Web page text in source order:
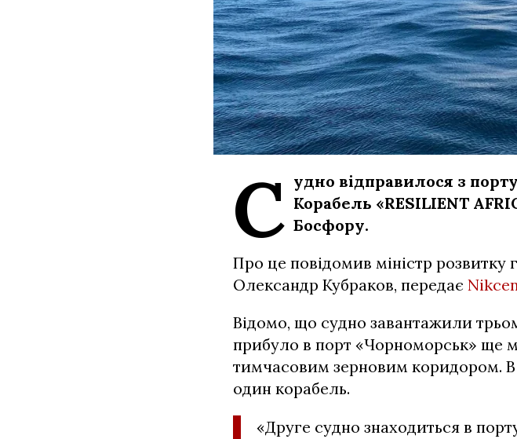
С удно відправилося з
Корабель «RESILIENT
Босфору.
Про це повідомив міністр розвитку
Олександр Кубраков, передає
Відомо, що судно завантажили
прибуло в порт «Чорноморськ» ще
тимчасовим зерновим коридором. В
один корабель.
«Друге судно знаходиться в